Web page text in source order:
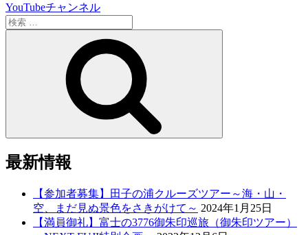
YouTubeチャンネル
検
索:
最新情報
【参加者募集】田子の浦クルーズツアー～海・山・
空、まだ見ぬ景色をさきがけて～ 2024年1月25日
【満員御礼】富士の3776御朱印巡旅（御朱印ツアー）